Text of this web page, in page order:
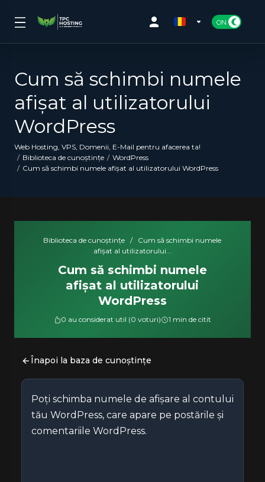
Cum să schimbi numele
afișat al utilizatorului
WordPress
Web Hosting, VPS, Domenii, E-Mail pentru afacerea ta!
Biblioteca de cunoștințe
WordPress
Cum să schimbi numele afișat al utilizatorului WordPress
Biblioteca de cunoștințe /
Cum să schimbi numele
afișat al utilizatorului...
Cum să schimbi numele
afișat al utilizatorului
WordPress
0 au considerat util (0 voturi) 1 min de citit
Înapoi la baza de cunoștințe
Poți schimba numele de afișare al contului
tău WordPress, care apare pe postările și
comentariile WordPress.